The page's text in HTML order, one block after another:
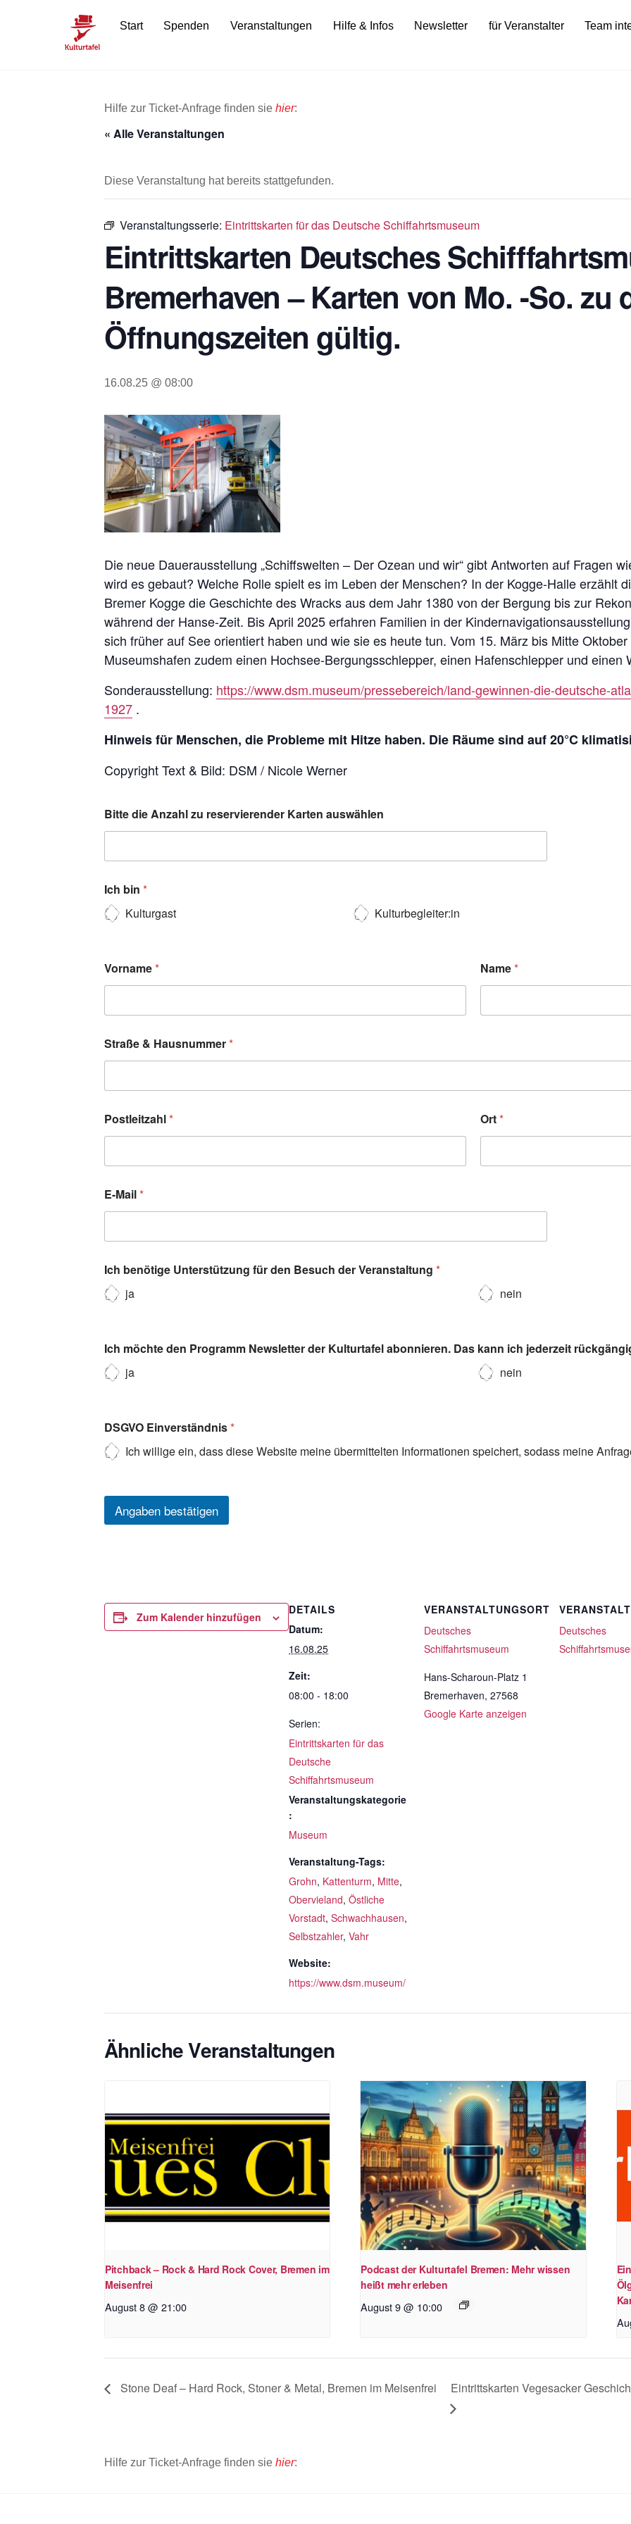
Start Spenden Veranstaltungen Hilfe & Infos Newsletter für Veranstalter Team
Hilfe zur Ticket-Anfrage finden sie hier:
« Alle Veranstaltungen
Diese Veranstaltung hat bereits stattgefunden.
Veranstaltungsserie: Eintrittskarten für das Deutsche Schiffahrtsmuseum
Eintrittskarten Deutsches
Bremerhaven – Karten von Mo. -So. zu
Öffnungszeiten gültig.
16.08.25 @ 08:00
Die neue Dauerausstellung „Schiffswelten – Der Ozean und wir“ gibt Antworten auf Fragen
wird es gebaut? Welche Rolle spielt es im Leben der Menschen? In der Kogge-Halle erzählt
Bremer Kogge die Geschichte des Wracks aus dem Jahr 1380 von der Bergung bis zur
während der Hanse-Zeit. Bis April 2025 erfahren Familien in der
sich früher auf See orientiert haben und wie sie es heute tun. Vom 15. März bis Mitte
Museumshafen zudem einen Hochsee-Bergungsschlepper, einen Hafenschlepper und einen
Sonderausstellung: https://www.dsm.museum/pressebereich/land-gewinnen-die-deutsche-
1927 .
Hinweis für Menschen, die Probleme mit Hitze haben. Die Räume sind auf 20°C
Copyright Text & Bild: DSM / Nicole Werner
Bitte die Anzahl zu reservierender Karten auswählen
Ich bin *
Kulturgast
Kulturbegleiter:in
Vorname* Name*
Straße & Hausnummer*
Postleitzahl* Ort*
E-Mail*
Ich benötige Unterstützung für den Besuch der Veranstaltung *
ja
nein
Ich möchte den Programm Newsletter der Kulturtafel abonnieren. Das kann ich jederzeit
ja
nein
DSGVO Einverständnis*
Ich willige ein, dass diese Website meine übermittelten Informationen speichert, sodass meine
Angaben bestätigen
Zum Kalender hinzufügen
DETAILS
Datum:
16.08.25
Zeit:
08:00 - 18:00
Serien:
Eintrittskarten für das
Deutsche
Schiffahrtsmuseum
Veranstaltungskategorie
:
Museum
Veranstaltung-Tags:
Grohn, Kattenturm, Mitte,
Obervieland, Östliche
Vorstadt, Schwachhausen,
Selbstzahler, Vahr
Website:
https://www.dsm.museum/
VERANSTALTUNGSORT
Deutsches
Schiffahrtsmuseum
Hans-Scharoun-Platz 1
Bremerhaven, 27568
Google Karte anzeigen
Deutsches
Ähnliche Veranstaltungen
Pitchback – Rock & Hard Rock Cover, Bremen im
Meisenfrei
August 8 @ 21:00
Podcast der Kulturtafel Bremen: Mehr wissen
heißt mehr erleben
August 9 @ 10:00
Stone Deaf – Hard Rock, Stoner & Metal, Bremen im Meisenfrei Eintrittskarten Vegesacker
Hilfe zur Ticket-Anfrage finden sie hier: